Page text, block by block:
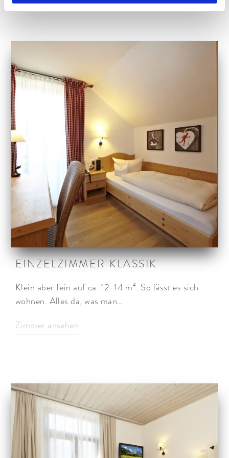
EINZELZIMMER KLASSIK
Klein aber fein auf ca. 12-14 m². So lässt es sich
wohnen. Alles da, was man…
Zimmer ansehen